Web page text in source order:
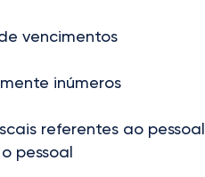
vencimentos
inúmeros
referentes ao pessoal
pessoal